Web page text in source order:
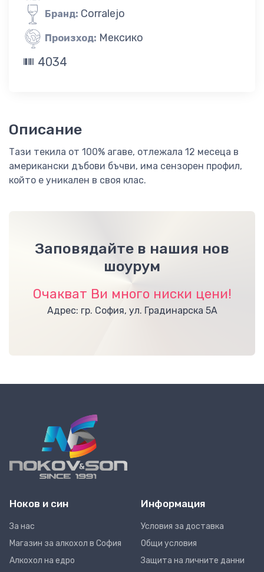
Бранд: Corralejo
Произход: Мексико
4034
Описание
Тази текила от 100% агаве, отлежала 12 месеца в
американски дъбови бъчви, има сензорен профил,
който е уникален в своя клас.
Заповядайте в нашия нов
шоурум
Очакват Ви много ниски цени!
Адрес: гр. София, ул. Градинарска 5А
Ноков и син
За нас
Магазин за алкохол в София
Алкохол на едро
Информация
Условия за доставка
Общи условия
Защита на личните данни